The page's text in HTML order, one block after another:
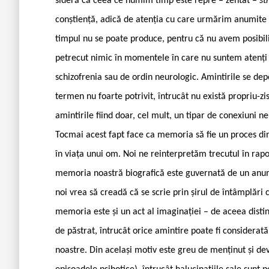
conștiență, adică de atenția cu care urmărim
timpul nu se poate produce, pentru că nu avem
petrecut nimic în momentele în care nu suntem
schizofrenia sau de ordin neurologic. Amintirile se
termen nu foarte potrivit, întrucât nu există propriu-
amintirile fiind doar, cel mult, un tipar de conexiuni
Tocmai acest fapt face ca memoria să fie un proces
în viața unui om. Noi ne reinterpretăm trecutul în
memoria noastră biografică este guvernată de un
noi vrea să creadă că se scrie prin șirul de întâmplări
memoria este și un act al imaginației – de aceea
de păstrat, întrucât orice amintire poate fi
noastre. Din același motiv este greu de menținut și